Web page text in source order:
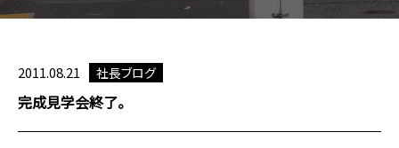
2011.08.21 社長ブログ
完成見学会終了。